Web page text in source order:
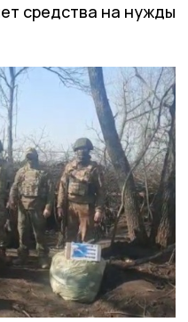
средства на нужды